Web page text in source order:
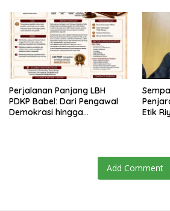
Berkeadilan
Perjalanan Panjang LBH
PDKP Babel: Dari Pengawal
Demokrasi hingga
Etik
Add Comment